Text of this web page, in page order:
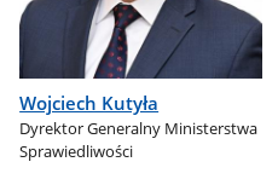
Wojciech Kutyła
Dyrektor Generalny Ministerstwa
Sprawiedliwości